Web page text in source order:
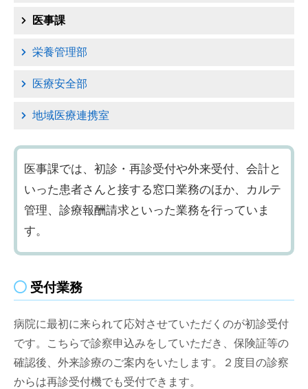
移動
へ移
案内
へ移
動し
ます
医事課
栄養管理部
医療安全部
地域医療連携室
医事課では、初診・再診受付や外来受付、会計と
いった患者さんと接する窓口業務のほか、カルテ
管理、診療報酬請求といった業務を行っていま
す。
受付業務
病院に最初に来られて応対させていただくのが初診受付
です。こちらで診察申込みをしていただき、保険証等の
確認後、外来診療のご案内をいたします。２度目の診察
からは再診受付機でも受付できます。
病院指標
院内部門の紹介
病院内施設のご案内
紹介受診重点医療機関
交通アクセス
地域の医療機関の方へ
患者さんへの情報誌
さんぽみち